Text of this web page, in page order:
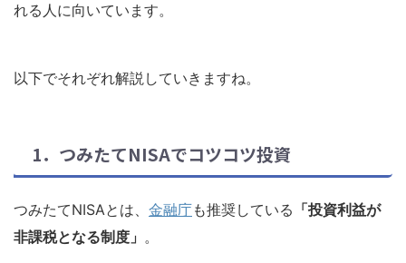
れる人に向いています。
以下でそれぞれ解説していきますね。
1．つみたてNISAでコツコツ投資
つみたてNISAとは、 金融庁も推奨している 「投資利益が
非課税となる制度」 。